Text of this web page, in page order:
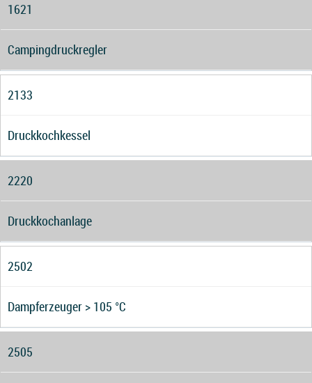
1621
Campingdruckregler
2133
Druckkochkessel
2220
Druckkochanlage
2502
Dampferzeuger > 105 °C
2505